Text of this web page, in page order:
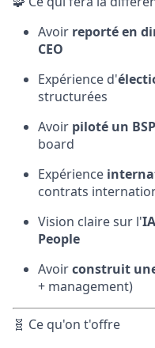
Avoir reporté en
CEO
Expérience d'
structurées
Avoir piloté un
board
Expérience
contrats
Vision claire sur l'
People
Avoirconstruit
+ management)
🧬 Ce qu'on t'offre